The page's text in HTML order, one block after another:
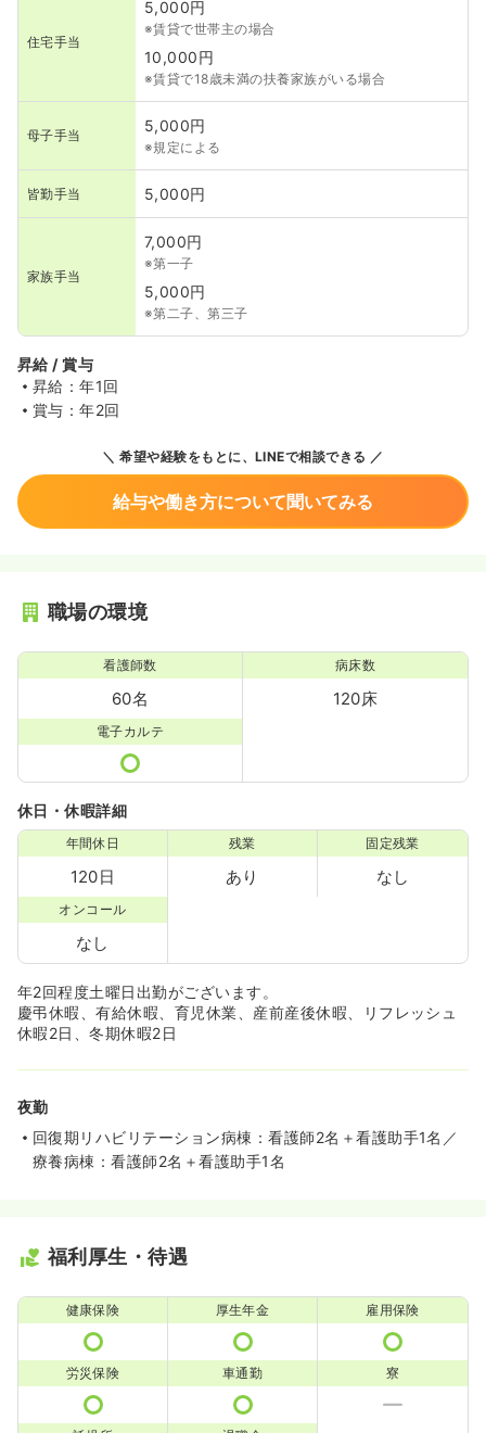
住宅手当
5,000円
※賃貸で世帯主の場合
10,000円
※賃貸で18歳未満の扶養家族がいる場合
母子手当
5,000円
※規定による
皆勤手当 5,000円
家族手当
7,000円
※第一子
5,000円
※第二子、第三子
昇給 / 賞与
昇給：年1回
賞与：年2回
希望や経験をもとに、LINEで相談できる
給与や働き方について聞いてみる
職場の環境
看護師数
60名
病床数
120床
電子カルテ
休日・休暇詳細
年間休日
120日
残業
あり
固定残業
なし
オンコール
なし
年2回程度土曜日出勤がございます。
慶弔休暇、有給休暇、育児休業、産前産後休暇、リフレッシュ
休暇2日、冬期休暇2日
夜勤
回復期リハビリテーション病棟：看護師2名＋看護助手1名／
療養病棟：看護師2名＋看護助手1名
福利厚生・待遇
健康保険 厚生年金 雇用保険
労災保険 車通勤 寮